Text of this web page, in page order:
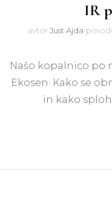
IR
avtor Just Ajda
Našo kopalnico po
Ekosen. Kako se
in kako